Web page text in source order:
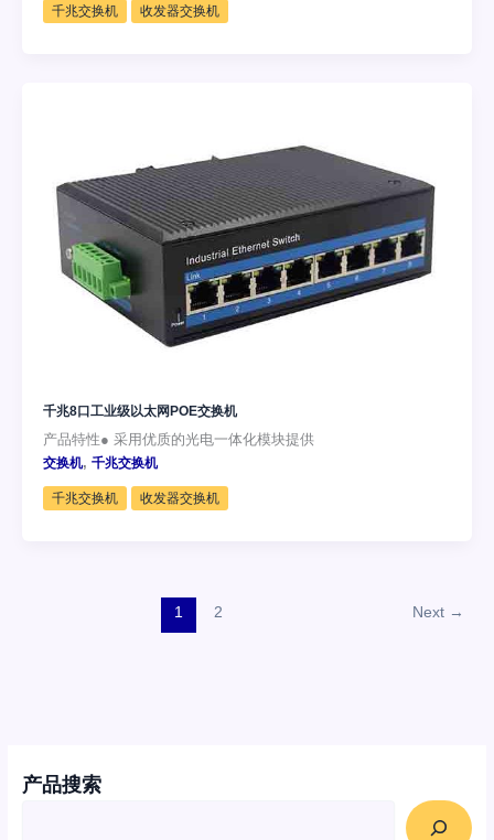
产品搜索
千兆交换机 收发器交换机
千兆8口工业级以太网POE交换机
产品特性● 采用优质的光电一体化模块提供
交换机, 千兆交换机
千兆交换机 收发器交换机
1 2 Next →